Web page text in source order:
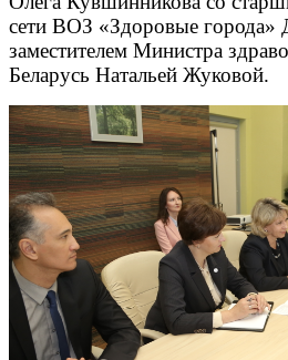
сети ВОЗ «Здоровые
заместителем Министра
Беларусь Натальей Жуковой.